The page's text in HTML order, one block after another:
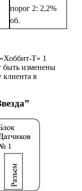
порог 2: 2,2%
об.
Т» 1
быть изменены
клиента в